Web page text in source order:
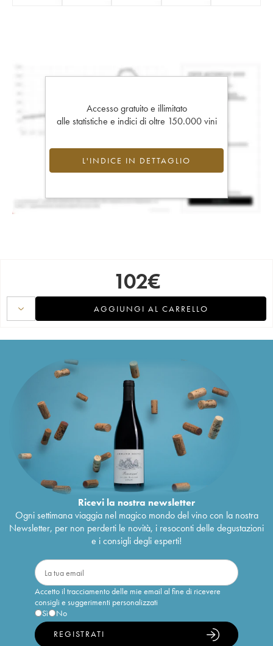
Accesso gratuito e illimitato
alle statistiche e indici di oltre 150.000 vini
L'INDICE IN DETTAGLIO
102€
AGGIUNGI AL CARRELLO
Ricevi la nostra newsletter
Ogni settimana viaggia nel magico mondo del vino con la nostra
Newsletter, per non perderti le novità, i resoconti delle degustazioni
e i consigli degli esperti!
Accetto il tracciamento delle mie email al fine di ricevere
consigli e suggerimenti personalizzati
Sì
No
REGISTRATI